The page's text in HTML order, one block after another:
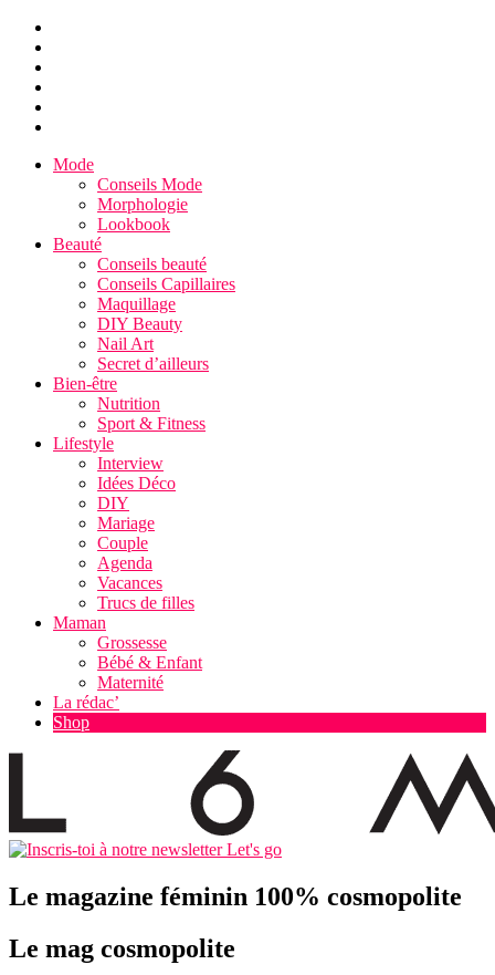
Mode
Conseils Mode
Morphologie
Lookbook
Beauté
Conseils beauté
Conseils Capillaires
Maquillage
DIY Beauty
Nail Art
Secret d’ailleurs
Bien-être
Nutrition
Sport & Fitness
Lifestyle
Interview
Idées Déco
DIY
Mariage
Couple
Agenda
Vacances
Trucs de filles
Maman
Grossesse
Bébé & Enfant
Maternité
La rédac’
Shop
Let's go
Le magazine féminin 100% cosmopolite
Le mag cosmopolite